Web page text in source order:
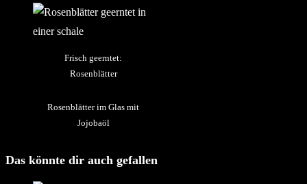
Frisch geerntet:
Rosenblätter
Rosenblätter im Glas mit
Jojobaöl
Das könnte dir auch gefallen